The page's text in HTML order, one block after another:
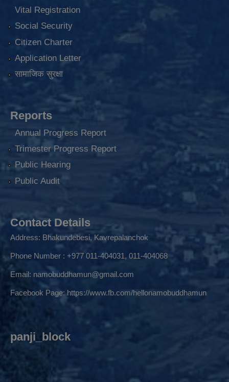
Vital Registration
Social Security
Citizen Charter
Application Letter
सामाजिक सुरक्षा
Reports
Annual Progress Report
Trimester Progress Report
Public Hearing
Public Audit
Contact Details
Address: Bhakundebesi, Kavrepalanchok
Phone Number : +977 011-404031, 011-404068
Email: namobuddhamun@gmail.com
Facebook Page:https://www.fb.com/hellonamobuddhamun
panji_block